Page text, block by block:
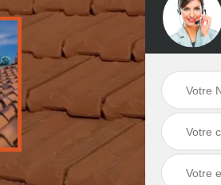
Rénovation de
toiture 21